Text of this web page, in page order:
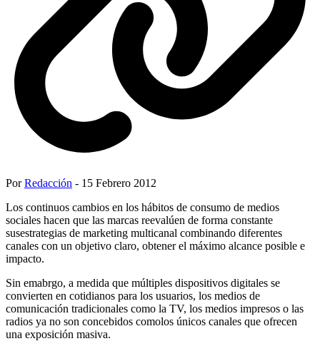
PorRedacción - 15 Febrero 2012
Los continuos cambios en los hábitos de consumo de medios
sociales hacen que las marcas reevalúen de forma constante
susestrategias de marketing multicanal combinando diferentes
canales con un objetivo claro, obtener el máximo alcance posible e
impacto.
Sin emabrgo, a medida que múltiples dispositivos digitales se
convierten en cotidianos para los usuarios, los medios de
comunicación tradicionales como la TV, los medios impresos o las
radios ya no son concebidos comolos únicos canales que ofrecen
una exposición masiva.